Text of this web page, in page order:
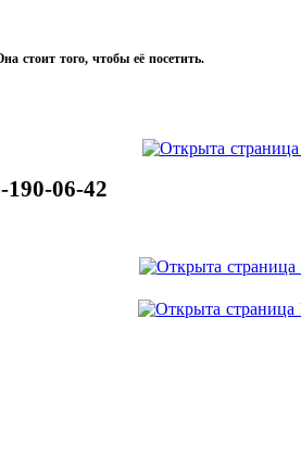
стоит того, чтобы её посетить.
06-42